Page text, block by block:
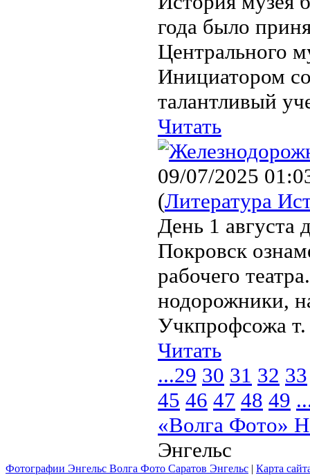
года было
Центрального
Инициатором
талантливый
Читать
09/07/2025
(Литература
День 1 августа
Покровск
рабоче­го
нодорожники,
Учкпрофсожа
Читать
...29 30 31 32 33
45 46 47 48 49
«Волга Фото»
Энгельс
Фотографии Энгельс Волга Фото Саратов Энгельс | Карта